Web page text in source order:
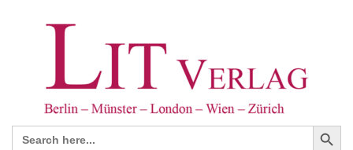
Search
for:
Search Button